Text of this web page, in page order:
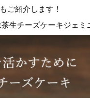
ご紹介します！
生チーズケーキジェミ